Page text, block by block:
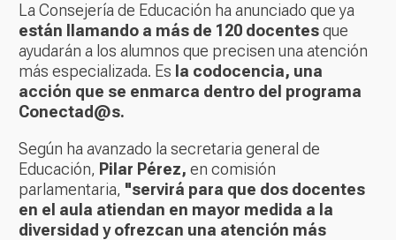
La Consejería de Educación ha anunciado que ya
están llamando a más de 120 docentesque
ayudarán a los alumnos que precisen una atención
más especializada. Es la codocencia, una
acción que se enmarca dentro del programa
Conectad@s.
Según ha avanzado la secretaria general de
Educación, Pilar Pérez, en comisión
parlamentaria, "servirá para que dos docentes
en el aula atiendan en mayor medida a la
diversidad y ofrezcan una atención más